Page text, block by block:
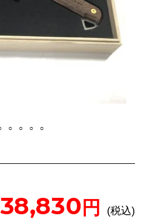
38,830